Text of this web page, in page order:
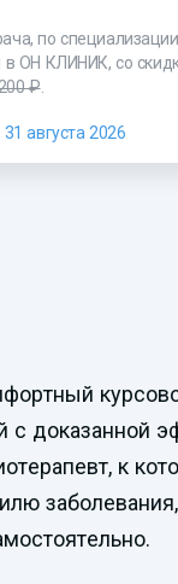
по
в ОН КЛИНИК, со
₽.
31 августа 2026
с доказанной
к